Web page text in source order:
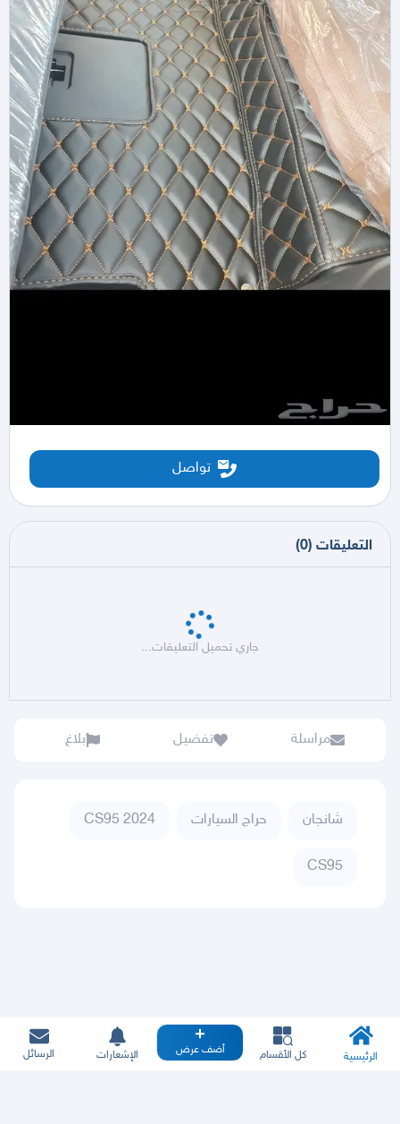
تواصل
التعليقات (
0
)
جاري تحميل التعليقات...
مراسلة تفضيل بلاغ
شانجان حراج السيارات CS95 2024
CS95
الرئيسية كل الأقسام أضف عرض الإشعارات الرسائل